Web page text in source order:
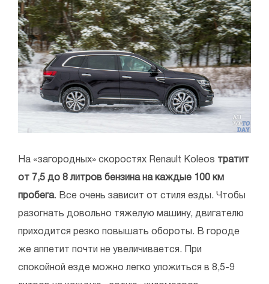
На «загородных» скоростях Renault Koleos тратит
от 7,5 до 8 литров бензина на каждые 100 км
пробега. Все очень зависит от стиля езды. Чтобы
разогнать довольно тяжелую машину, двигателю
приходится резко повышать обороты. В городе
же аппетит почти не увеличивается. При
спокойной езде можно легко уложиться в 8,5-9